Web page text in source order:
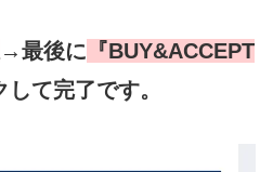
→最後に 『BUY&ACCEPT
て完了です。